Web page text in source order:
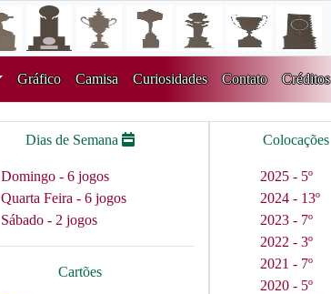
Gráfico Camisa Curiosidades Contato Créditos
Dias de Semana
Domingo - 6 jogos
Quarta Feira - 6 jogos
Sábado - 2 jogos
Cartões
Colocações
2025 - 5º
2024 - 13º
2023 - 7º
2022 - 3º
2021 - 7º
2020 - 5º